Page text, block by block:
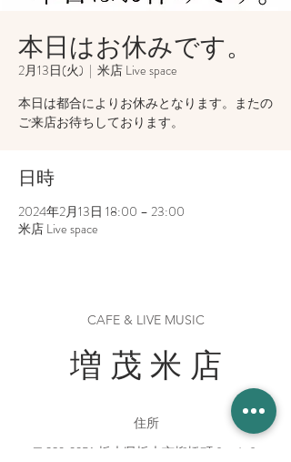
本日はお休みです。
2月13日(火)
  |
米店 Live space
本日は都合によりお休みとなります。またの
ご来店お待ちしております。
日時
2024年2月13日 18:00 – 23:00
米店 Live space
CAFE & LIVE MUSIC
増 茂 米 店
住所
〒328-0051 栃木県栃木市柳橋町２−１３